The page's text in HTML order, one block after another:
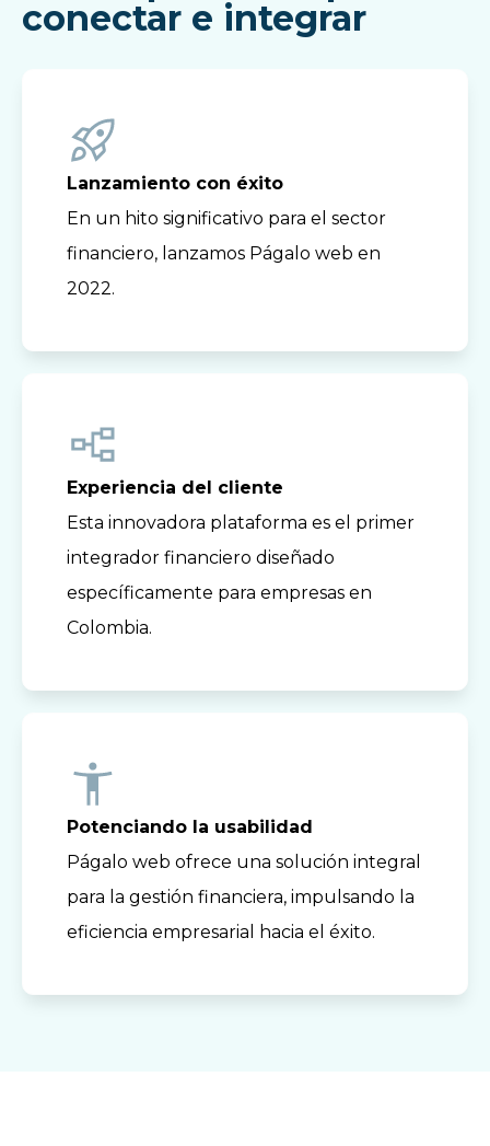
conectar e integrar
Lanzamiento con éxito
En un hito significativo para el sector
financiero, lanzamos Págalo web en
2022.
Experiencia del cliente
Esta innovadora plataforma es el primer
integrador financiero diseñado
específicamente para empresas en
Colombia.
Potenciando la usabilidad
Págalo web ofrece una solución integral
para la gestión financiera, impulsando la
eficiencia empresarial hacia el éxito.